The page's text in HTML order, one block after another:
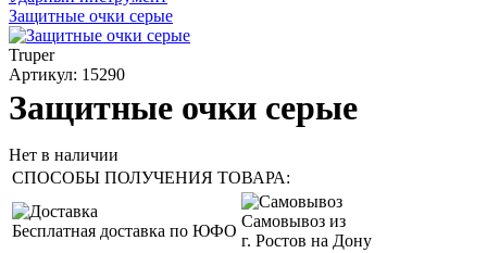
Защитные очки серые
Truper
Артикул: 15290
Защитные очки серые
Нет в наличии
СПОСОБЫ ПОЛУЧЕНИЯ ТОВАРА:
Бесплатная доставка по ЮФО
Самовывоз из
г. Ростов на Дону